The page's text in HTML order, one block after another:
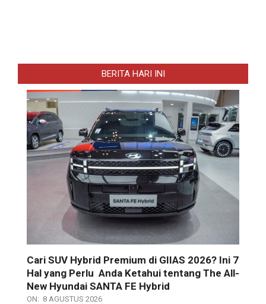
BERITA HARI INI
Cari SUV Hybrid Premium di GIIAS 2026? Ini 7
Hal yang Perlu Anda Ketahui tentang The All-
New Hyundai SANTA FE Hybrid
ON: 8 AGUSTUS 2026